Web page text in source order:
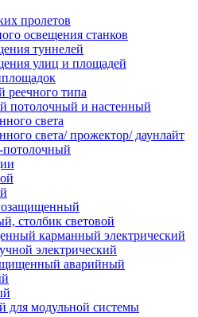
пролетов
освещения станков
туннелей
улиц и площадей
реечного типа
потолочный и настенный
света
света/ прожектор/ даунлайт
потолочный
столбик световой
карманный электрический
электрический
аварийный
для модульной системы